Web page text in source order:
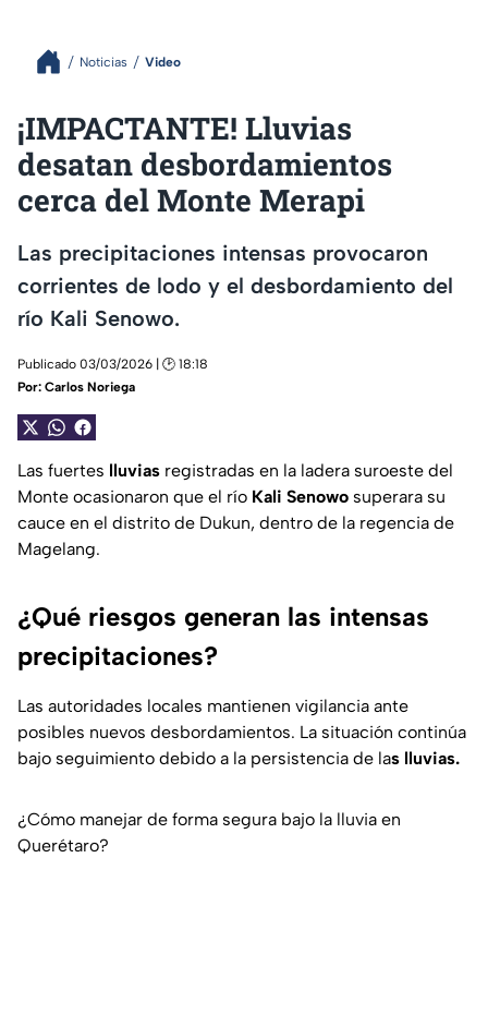
Noticias Video
¡IMPACTANTE! Lluvias
desatan desbordamientos
cerca del Monte Merapi
Las precipitaciones intensas provocaron
corrientes de lodo y el desbordamiento del
río Kali Senowo.
Publicado 03/03/2026 | 🕑 18:18
Por: Carlos Noriega
Las fuertes lluvias registradas en la ladera suroeste del
Monte ocasionaron que el río Kali Senowo superara su
cauce en el distrito de Dukun, dentro de la regencia de
Magelang.
¿Qué riesgos generan las intensas
precipitaciones?
Las autoridades locales mantienen vigilancia ante
posibles nuevos desbordamientos. La situación continúa
bajo seguimiento debido a la persistencia de las lluvias.
¿Cómo manejar de forma segura bajo la lluvia en
Querétaro?